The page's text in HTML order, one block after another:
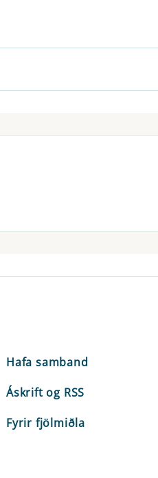
Hafa samband
Áskrift og RSS
Fyrir fjölmiðla